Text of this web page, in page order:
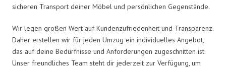
sicheren Transport deiner Möbel und persönlichen Gegenstände.
Wir legen großen Wert auf Kundenzufriedenheit und Transparenz.
Daher erstellen wir für jeden Umzug ein individuelles Angebot,
das auf deine Bedürfnisse und Anforderungen zugeschnitten ist.
Unser freundliches Team steht dir jederzeit zur Verfügung, um